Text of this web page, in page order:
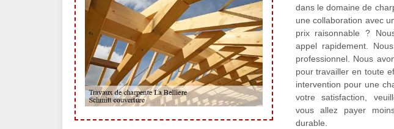
dans le domaine de
une collaboration avec
prix raisonnable ?
appel rapidement.
professionnel. Nous
pour travailler en toute
intervention pour une
votre satisfaction,
vous allez payer
durable.